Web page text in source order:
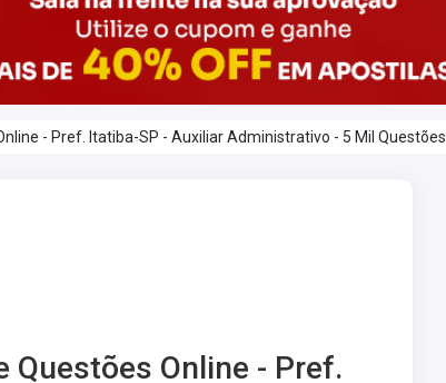
- Pref. Itatiba-SP - Auxiliar Administrativo - 5 Mil Questões
Questões Online - Pref.